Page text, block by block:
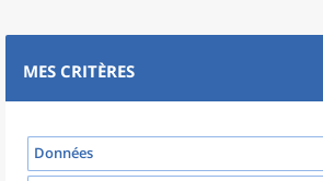
MES CRITÈRES
Données